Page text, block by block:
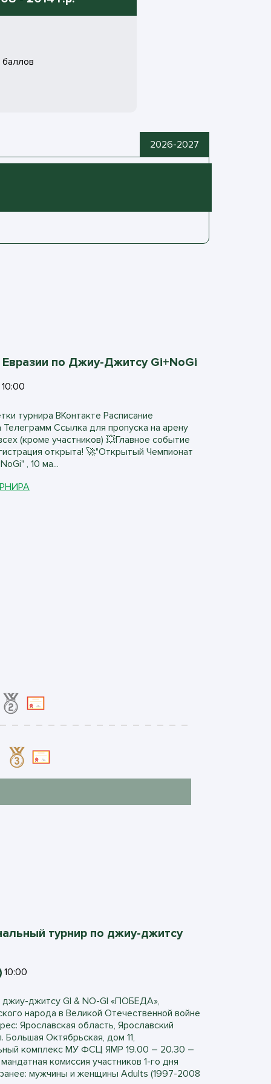
баллов
2026-2027
по Джиу-Джитсу Gi+NoGi
10:00
турнира ВКонтакте Расписание
Телеграмм Ссылка для пропуска на арену
(кроме участников) 💥Главное событие
открыта! 🚀"Открытый Чемпионат
, 10 ма...
турнир по джиу-джитсу
10:00
джитсу GI & NO-GI «ПОБЕДА»,
народа в Великой Отечественной войне
Ярославская область, Ярославский
Большая Октябрьская, дом 11,
комплекс МУ ФСЦ ЯМР 19.00 – 20.30 –
комиссия участников 1-го дня
мужчины и женщины Adults (1997-2008